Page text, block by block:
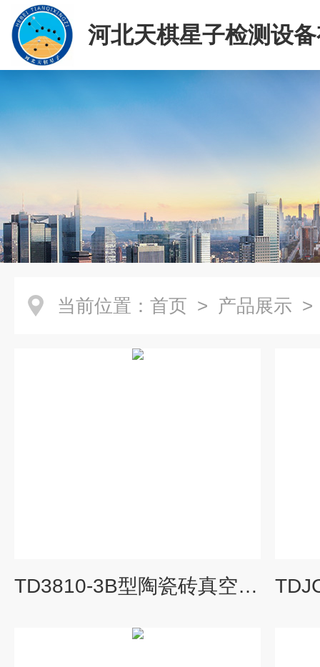
河北天棋星子检测设
司
当前位置： 首页 > 产品展示
TD3810-3B型陶瓷砖真空吸水率试验沸煮箱检测设备